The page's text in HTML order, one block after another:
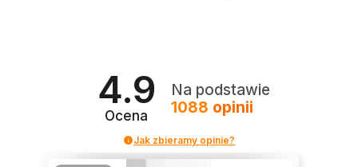
4.9
Ocena
Na podstawie
1088 opinii
Jak zbieramy opinie?